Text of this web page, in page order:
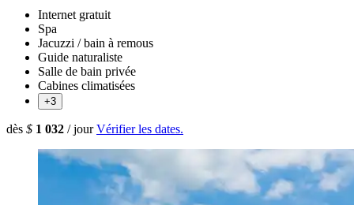
Internet gratuit
Spa
Jacuzzi / bain à remous
Guide naturaliste
Salle de bain privée
Cabines climatisées
+3
dès $ 1 032 / jour Vérifier les dates.